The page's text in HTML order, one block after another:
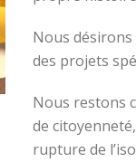
Nous
des projets
Nous restons
de
rupture de